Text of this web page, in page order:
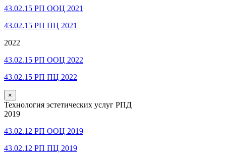
43.02.15 РП ООЦ 2021
43.02.15 РП ПЦ 2021
2022
43.02.15 РП ООЦ 2022
43.02.15 РП ПЦ 2022
×
Технология эстетических услуг РПД
2019
43.02.12 РП ООЦ 2019
43.02.12 РП ПЦ 2019